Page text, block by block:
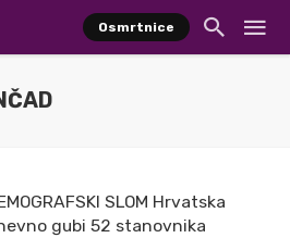
Osmrtnice
SLOM Hrvatska
gubi 52 stanovnika